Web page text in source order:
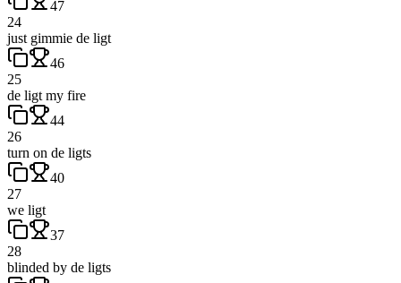
47
24
just gimmie de ligt
46
25
de ligt my fire
44
26
turn on de ligts
40
27
we ligt
37
28
blinded by de ligts